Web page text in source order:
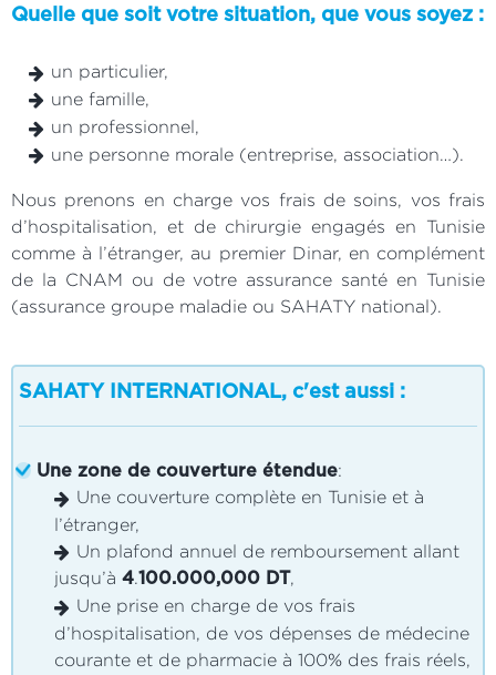
Quelle que soit votre situation, que vous soyez :
un particulier,
une famille,
un professionnel,
une personne morale (entreprise, association…).
Nous prenons en charge vos frais de soins, vos frais
d’hospitalisation, et de chirurgie engagés en Tunisie
comme à l’étranger, au premier Dinar, en complément
de la CNAM ou de votre assurance santé en Tunisie
(assurance groupe maladie ou SAHATY national).
SAHATY INTERNATIONAL, c'est aussi :
Une zone de couverture étendue:
Une couverture complète en Tunisie et à
l’étranger,
Un plafond annuel de remboursement allant
jusqu’à 4.100.000,000 DT ,
Une prise en charge de vos frais
d’hospitalisation, de vos dépenses de médecine
courante et de pharmacie à 100% des frais réels,